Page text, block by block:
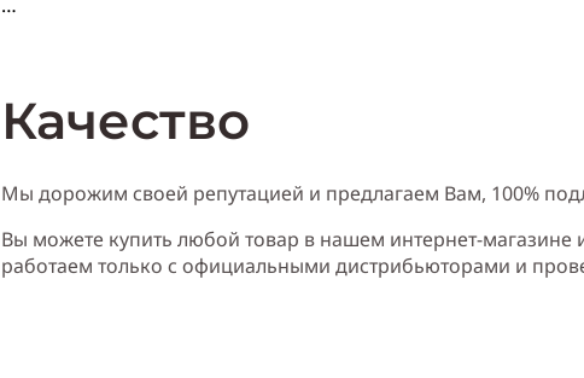
Тип аромата:древесный, мускусный, цветочный
Качество
Мы дорожим своей репутацией и предлагаем Вам, 100%
Вы можете купить любой товар в нашем интернет-
работаем только с официальными дистрибьюторами и